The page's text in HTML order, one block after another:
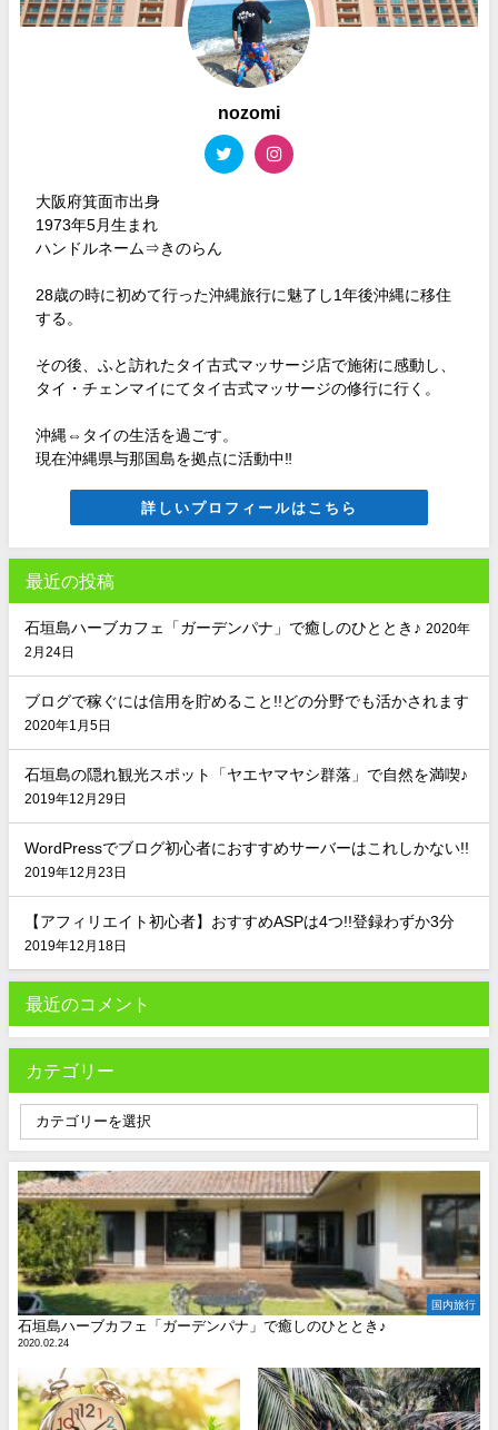
nozomi
大阪府箕面市出身
1973年5月生まれ
ハンドルネーム⇒きのらん
28歳の時に初めて行った沖縄旅行に魅了し1年後沖縄に移住
する。
その後、ふと訪れたタイ古式マッサージ店で施術に感動し、
タイ・チェンマイにてタイ古式マッサージの修行に行く。
沖縄⇔タイの生活を過ごす。
現在沖縄県与那国島を拠点に活動中‼
詳しいプロフィールはこちら
最近の投稿
石垣島ハーブカフェ「ガーデンパナ」で癒しのひととき♪ 2020年
2月24日
ブログで稼ぐには信用を貯めること!!どの分野でも活かされます
2020年1月5日
石垣島の隠れ観光スポット「ヤエヤマヤシ群落」で自然を満喫♪
2019年12月29日
WordPressでブログ初心者におすすめサーバーはこれしかない!!
2019年12月23日
【アフィリエイト初心者】おすすめASPは4つ!!登録わずか3分
2019年12月18日
最近のコメント
カテゴリー
国内旅行
石垣島ハーブカフェ「ガーデンパナ」で癒しのひととき♪
2020.02.24